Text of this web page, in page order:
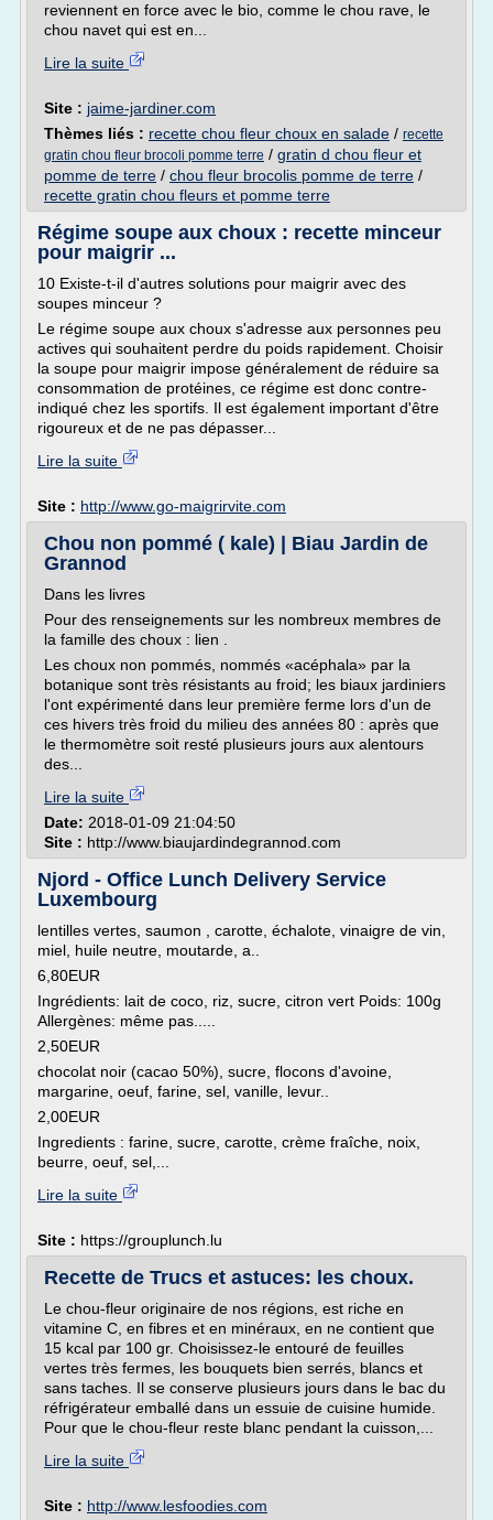
reviennent en force avec le bio, comme le chou rave, le
chou navet qui est en...
Lire la suite
Site : jaime-jardiner.com
Thèmes liés : recette chou fleur choux en salade / recette
gratin chou fleur brocoli pomme terre / gratin d chou fleur et
pomme de terre / chou fleur brocolis pomme de terre /
recette gratin chou fleurs et pomme terre
Régime soupe aux choux : recette minceur
pour maigrir ...
10 Existe-t-il d'autres solutions pour maigrir avec des
soupes minceur ?
Le régime soupe aux choux s'adresse aux personnes peu
actives qui souhaitent perdre du poids rapidement. Choisir
la soupe pour maigrir impose généralement de réduire sa
consommation de protéines, ce régime est donc contre-
indiqué chez les sportifs. Il est également important d'être
rigoureux et de ne pas dépasser...
Lire la suite
Site : http://www.go-maigrirvite.com
Chou non pommé ( kale) | Biau Jardin de
Grannod
Dans les livres
Pour des renseignements sur les nombreux membres de
la famille des choux : lien .
Les choux non pommés, nommés «acéphala» par la
botanique sont très résistants au froid; les biaux jardiniers
l'ont expérimenté dans leur première ferme lors d'un de
ces hivers très froid du milieu des années 80 : après que
le thermomètre soit resté plusieurs jours aux alentours
des...
Lire la suite
Date: 2018-01-09 21:04:50
Site : http://www.biaujardindegrannod.com
Njord - Office Lunch Delivery Service
Luxembourg
lentilles vertes, saumon , carotte, échalote, vinaigre de vin,
miel, huile neutre, moutarde, a..
6,80EUR
Ingrédients: lait de coco, riz, sucre, citron vert Poids: 100g
Allergènes: même pas.....
2,50EUR
chocolat noir (cacao 50%), sucre, flocons d'avoine,
margarine, oeuf, farine, sel, vanille, levur..
2,00EUR
Ingredients : farine, sucre, carotte, crème fraîche, noix,
beurre, oeuf, sel,...
Lire la suite
Site : https://grouplunch.lu
Recette de Trucs et astuces: les choux.
Le chou-fleur originaire de nos régions, est riche en
vitamine C, en fibres et en minéraux, en ne contient que
15 kcal par 100 gr. Choisissez-le entouré de feuilles
vertes très fermes, les bouquets bien serrés, blancs et
sans taches. Il se conserve plusieurs jours dans le bac du
réfrigérateur emballé dans un essuie de cuisine humide.
Pour que le chou-fleur reste blanc pendant la cuisson,...
Lire la suite
Site : http://www.lesfoodies.com